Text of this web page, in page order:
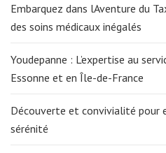
Embarquez dans lAventure du
des soins médicaux inégalés
Youdepanne : L’expertise au
Essonne et en Île-de-France
Découverte et convivialité pour
sérénité